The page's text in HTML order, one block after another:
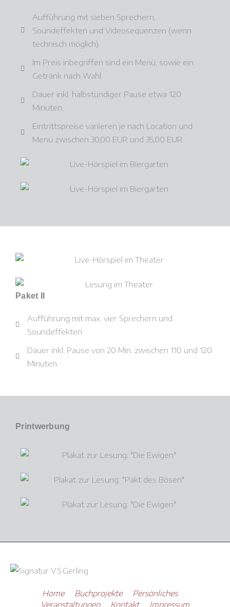
Aufführung mit sieben Sprechern,
Soundeffekten und Videosequenzen (wenn
technisch möglich)
Im Preis inbegriffen sind ein Menü, sowie ein
Getränk nach Wahl.
Dauer inkl. halbstündiger Pause etwa 120
Minuten.
Eintrittspreise variieren je nach Location und
Menü zwischen 30,00 EUR und 35,00 EUR.
Paket II
Aufführung mit max. vier Sprechern und
Soundeffekten
Dauer inkl. Pause von 20 Min. zwischen 110 und 120
Minuten.
Printwerbung
Home Buchprojekte
Persönliches
Veranstaltungen
Kontakt Impressum